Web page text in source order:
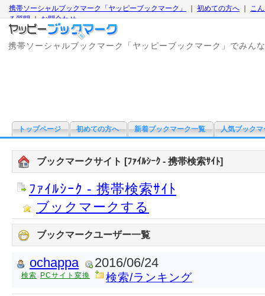
携帯ソーシャルブックマーク「ヤッピーブックマーク」 初めての方へ
こ
る質問｜お問合わせ
携帯ソーシャルブックマーク「ヤッピーブックマーク」でみん
トップページ 初めての方へ 新着ブックマーク一覧 人気ブックマ
ブックマークサイト [ﾌｧｲﾙｼｰｸ - 携帯検索ｻｲﾄ]
ﾌｧｲﾙｼｰｸ - 携帯検索ｻｲﾄ
ブックマークする
ブックマークユーザー一覧
ochappa 2016/06/24
検索 PCサイト変換 検索/ランキング